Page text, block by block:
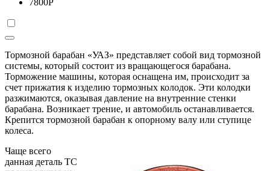
Тормозной барабан «УАЗ» представляет собой вид тормозной
системы, который состоит из вращающегося барабана.
Торможение машины, которая оснащена им, происходит за
счет прижатия к изделию тормозных колодок. Эти колодки
разжимаются, оказывая давление на внутренние стенки
барабана. Возникает трение, и автомобиль останавливается.
Крепится тормозной барабан к опорному валу или ступице
колеса.
Чаще всего
данная деталь ТС